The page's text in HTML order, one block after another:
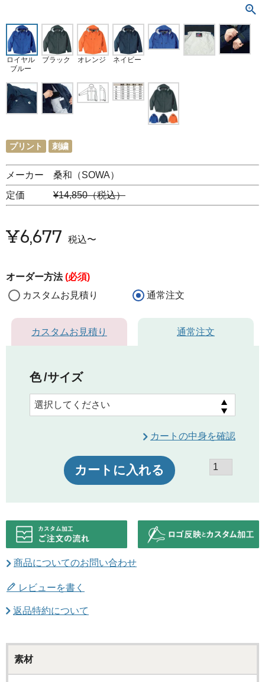
ロイヤル
ブルー
ブラック オレンジ ネイビー
プリント 刺繍
メーカー 桑和（SOWA）
定価 ¥14,850（税込）
¥6,677 税込〜
オーダー方法(必須)
カスタムお見積り
通常注文
カスタムお見積り 通常注文
色 サイズ
カートの中身を確認
カートに入れる
商品についてのお問い合わせ
レビューを書く
返品特約について
素材